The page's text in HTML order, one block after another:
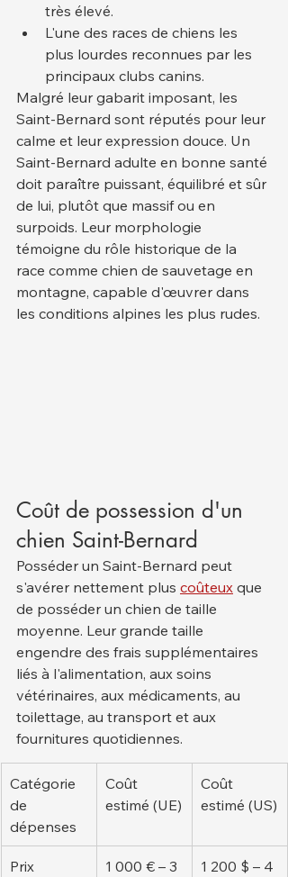
très élevé.
L'une des races de chiens les
plus lourdes reconnues par les
principaux clubs canins.
Malgré leur gabarit imposant, les
Saint-Bernard sont réputés pour leur
calme et leur expression douce. Un
Saint-Bernard adulte en bonne santé
doit paraître puissant, équilibré et sûr
de lui, plutôt que massif ou en
surpoids. Leur morphologie
témoigne du rôle historique de la
race comme chien de sauvetage en
montagne, capable d'œuvrer dans
les conditions alpines les plus rudes.
Coût de possession d'un
chien Saint-Bernard
Posséder un Saint-Bernard peut
s'avérer nettement plus coûteux que
de posséder un chien de taille
moyenne. Leur grande taille
engendre des frais supplémentaires
liés à l'alimentation, aux soins
vétérinaires, aux médicaments, au
toilettage, au transport et aux
fournitures quotidiennes.
Catégorie
de
dépenses
Coût
estimé (UE)
Coût
estimé (US)
Prix
1 000 € – 3
1 200 $ – 4